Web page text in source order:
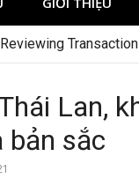
Reviewing
Lan,
bản sắc